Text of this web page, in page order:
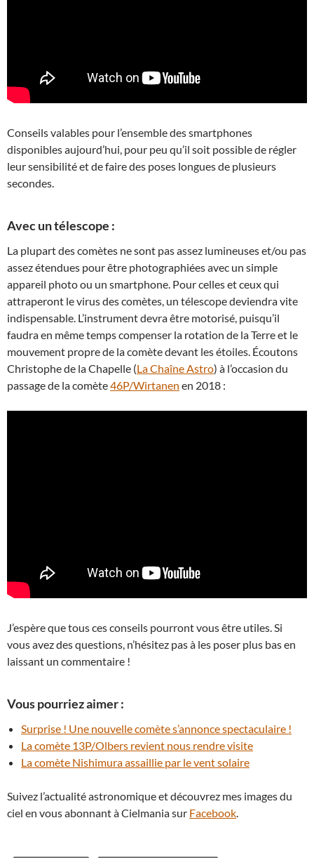
Conseils valables pour l’ensemble des smartphones
disponibles aujourd’hui, pour peu qu’il soit possible de régler
leur sensibilité et de faire des poses longues de plusieurs
secondes.
Avec un télescope :
La plupart des comètes ne sont pas assez lumineuses et/ou pas
assez étendues pour être photographiées avec un simple
appareil photo ou un smartphone. Pour celles et ceux qui
attraperont le virus des comètes, un télescope deviendra vite
indispensable. L’instrument devra être motorisé, puisqu’il
faudra en même temps compenser la rotation de la Terre et le
mouvement propre de la comète devant les étoiles. Écoutons
Christophe de la Chapelle (La Chaîne Astro) à l’occasion du
passage de la comète46P/Wirtanen en 2018 :
J’espère que tous ces conseils pourront vous être utiles. Si
vous avez des questions, n’hésitez pas à les poser plus bas en
laissant un commentaire !
Vous pourriez aimer :
Surprise ! Une nouvelle comète s’annonce spectaculaire !
La comète 13P/Olbers revient nous rendre visite
La comète Nishimura assaillie par le vent solaire
Suivez l’actualité astronomique et découvrez mes images du
ciel en vous abonnant à Cielmania sur Facebook.